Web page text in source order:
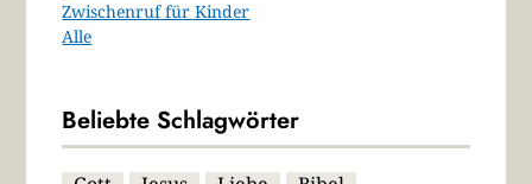
Zwischenruf für Kinder
Alle
Beliebte Schlagwörter